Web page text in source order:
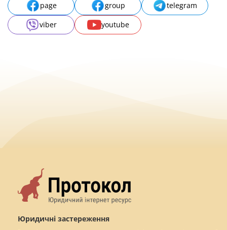
page group
telegram
viber
youtube
Юридичні застереження